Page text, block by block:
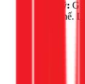
Lưu ý:
thay thế.